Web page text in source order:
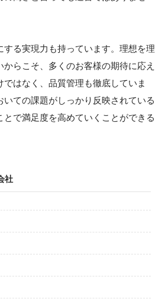
する実現力も持っています。理想を理
らこそ、多くのお客様の期待に応え
ではなく、品質管理も徹底していま
ての課題がしっかり反映されている
で満足度を高めていくことができる
社